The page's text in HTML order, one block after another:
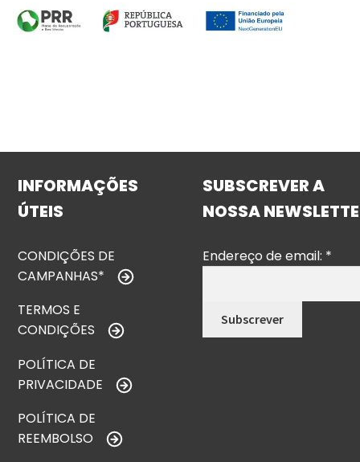
INFORMAÇÕES
ÚTEIS
CONDIÇÕES DE
CAMPANHAS*
TERMOS E
CONDIÇÕES
POLÍTICA DE
PRIVACIDADE
POLÍTICA DE
REEMBOLSO
SUBSCREVER A
NOSSA
Endereço de email: *